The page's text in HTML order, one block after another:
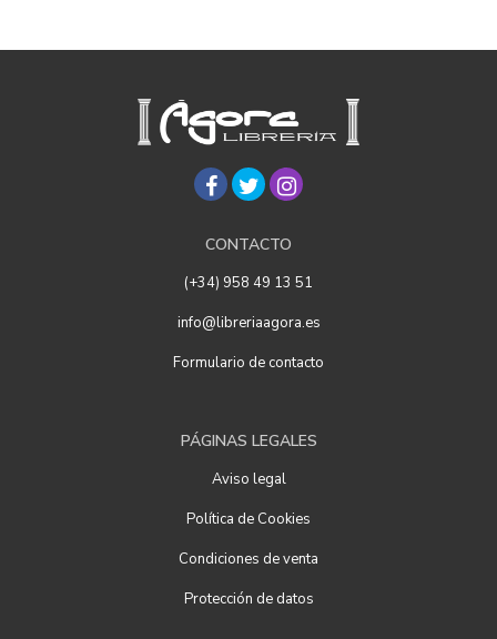
CONTACTO
(+34) 958 49 13 51
info@libreriaagora.es
Formulario de contacto
PÁGINAS LEGALES
Aviso legal
Política de Cookies
Condiciones de venta
Protección de datos